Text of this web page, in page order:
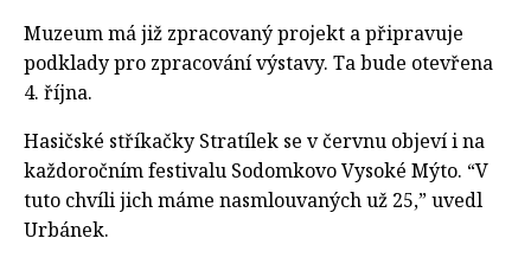
Muzeum má již zpracovaný projekt a připravuje
podklady pro zpracování výstavy. Ta bude otevřena
4. října.
Hasičské stříkačky Stratílek se v červnu objeví i na
každoročním festivalu Sodomkovo Vysoké Mýto. “V
tuto chvíli jich máme nasmlouvaných už 25,” uvedl
Urbánek.